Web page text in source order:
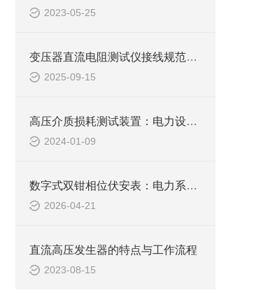
2023-05-25
变压器直流电阻测试仪接线规范与常见误差排除方法
2025-09-15
高压介质损耗测试装置：电力设备绝缘检测的关键工具
2024-01-09
数字式双钳相位伏安表：电力系统的“相位神探“
2026-04-21
直流高压发生器的特点与工作流程
2023-08-15